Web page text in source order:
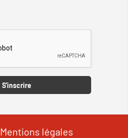
S'inscrire
Mentions légales